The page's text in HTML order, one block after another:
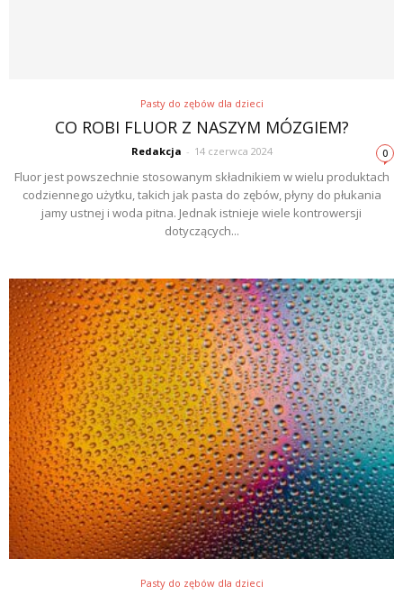
Pasty do zębów dla dzieci
CO ROBI FLUOR Z NASZYM MÓZGIEM?
Redakcja - 14 czerwca 2024 0
Fluor jest powszechnie stosowanym składnikiem w wielu produktach
codziennego użytku, takich jak pasta do zębów, płyny do płukania
jamy ustnej i woda pitna. Jednak istnieje wiele kontrowersji
dotyczących...
Pasty do zębów dla dzieci